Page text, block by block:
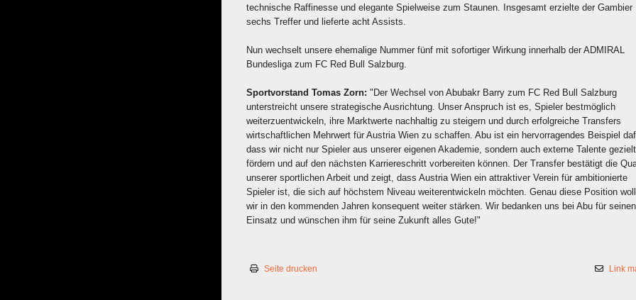
technische Raffinesse und elegante Spielweise zum Staunen. Insgesamt erzielte der Gambier
sechs Treffer und lieferte acht Assists.
Nun wechselt unsere ehemalige Nummer fünf mit sofortiger Wirkung innerhalb der ADMIRAL
Bundesliga zum FC Red Bull Salzburg.
Sportvorstand Tomas Zorn: "Der Wechsel von Abubakr Barry zum FC Red Bull Salzburg
unterstreicht unsere strategische Ausrichtung. Unser Anspruch ist es, Spieler bestmöglich
weiterzuentwickeln, ihre Marktwerte nachhaltig zu steigern und durch erfolgreiche Transfers
wirtschaftlichen Mehrwert für Austria Wien zu schaffen. Abu ist ein hervorragendes Beispiel
dass wir nicht nur Spieler aus unserer eigenen Akademie, sondern auch externe Talente gezielt
fördern und auf den nächsten Karriereschritt vorbereiten können. Der Transfer bestätigt die
unserer sportlichen Arbeit und zeigt, dass Austria Wien ein attraktiver Verein für ambitionierte
Spieler ist, die sich auf höchstem Niveau weiterentwickeln möchten. Genau diese Position
wir in den kommenden Jahren konsequent weiter stärken. Wir bedanken uns bei Abu für seinen
Einsatz und wünschen ihm für seine Zukunft alles Gute!"
Seite drucken Link